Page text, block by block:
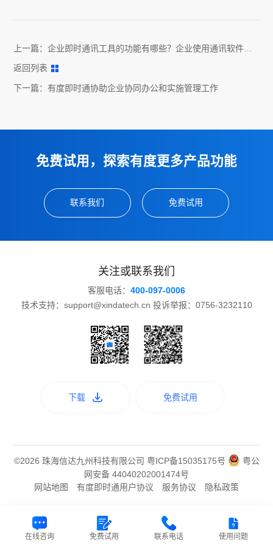
上一篇：企业即时通讯工具的功能有哪些？企业使用通讯软件有
返回列表
下一篇：有度即时通协助企业协同办公和实施管理工作
免费试用，探索有度更多产品功能
联系我们 免费试用
在线咨询 免费试用 联系电话 使用问题
关注或联系我们
客服电话： 400-097-0006
技术支持：support@xindatech.cn 投诉举报：0756-3232110
下载 免费试用
©2026 珠海信达九州科技有限公司 粤ICP备15035175号
粤公
网安备 44040202001474号
网站地图
有度即时通用户协议 服务协议 隐私政策